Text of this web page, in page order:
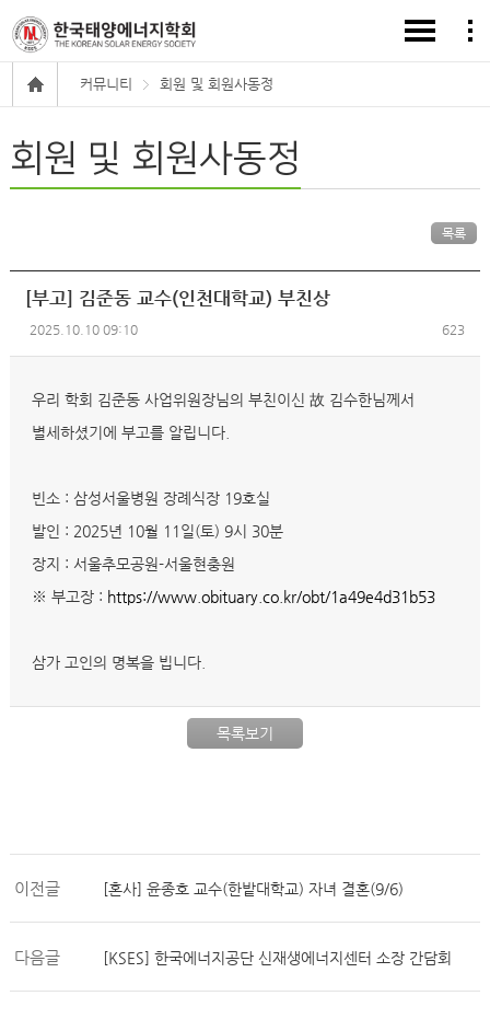
커뮤니티 회원 및 회원사동정
회원 및 회원사동정
목록
[부고] 김준동 교수(인천대학교) 부친상
2025.10.10 09:10 623
우리 학회 김준동 사업위원장님의 부친이신 故 김수한님께서
별세하셨기에 부고를 알립니다.
빈소 : 삼성서울병원 장례식장 19호실
발인 : 2025년 10월 11일(토) 9시 30분
장지 : 서울추모공원-서울현충원
※ 부고장 : https://www.obituary.co.kr/obt/1a49e4d31b53
삼가 고인의 명복을 빕니다.
목록보기
이전글 [혼사] 윤종호 교수(한밭대학교) 자녀 결혼(9/6)
다음글 [KSES] 한국에너지공단 신재생에너지센터 소장 간담회